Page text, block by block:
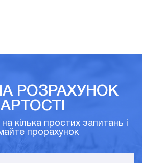
РОЗРАХУНОК
кілька простих запитань і
прорахунок